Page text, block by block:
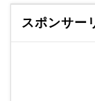
スポンサー